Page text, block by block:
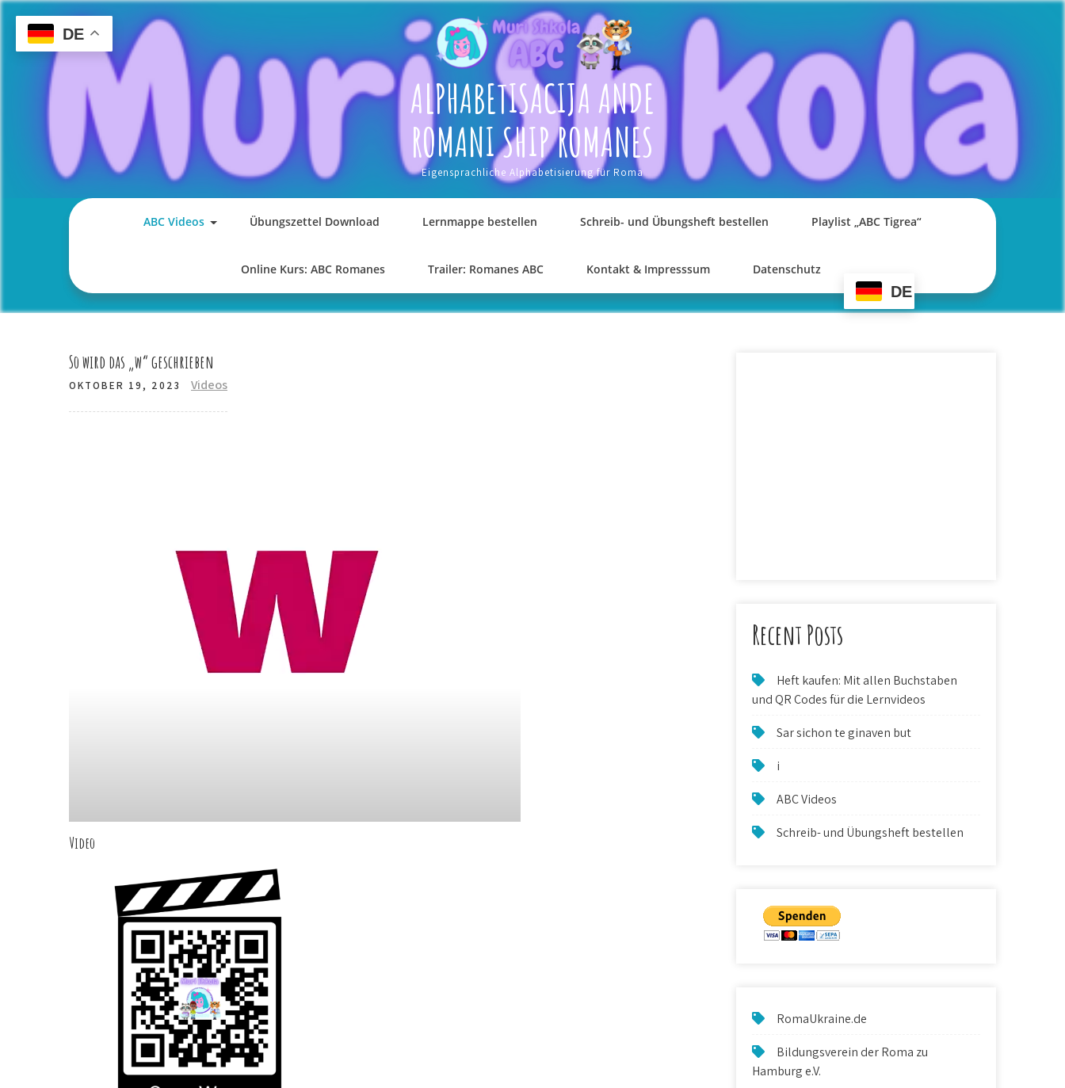
Skip
content
ALPHABETISACIJA ANDE
ROMANI SHIP ROMANES
Eigensprachliche Alphabetisierung für Roma
ABC Videos Übungszettel Download Lernmappe bestellen Schreib- und Übungsheft bestellen Playlist „ABC Tigrea“
Online Kurs: ABC Romanes Trailer: Romanes ABC Kontakt & Impresssum Datenschutz
DE
So wird das „w“ geschrieben
OKTOBER 19, 2023 Videos
Video
Recent Posts
Heft kaufen: Mit allen Buchstaben
und QR Codes für die Lernvideos
Sar sichon te ginaven but
i
ABC Videos
Schreib- und Übungsheft bestellen
RomaUkraine.de
Bildungsverein der Roma zu
Hamburg e.V.
DE